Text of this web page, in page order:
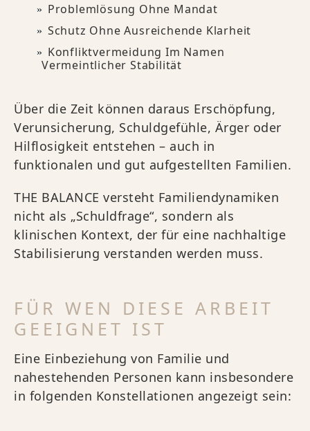
Problemlösung Ohne Mandat
Schutz Ohne Ausreichende Klarheit
Konfliktvermeidung Im Namen
Vermeintlicher Stabilität
Über die Zeit können daraus Erschöpfung,
Verunsicherung, Schuldgefühle, Ärger oder
Hilflosigkeit entstehen – auch in
funktionalen und gut aufgestellten Familien.
THE BALANCE versteht Familiendynamiken
nicht als „Schuldfrage“, sondern als
klinischen Kontext, der für eine nachhaltige
Stabilisierung verstanden werden muss.
FÜR WEN DIESE ARBEIT
GEEIGNET IST
Eine Einbeziehung von Familie und
nahestehenden Personen kann insbesondere
in folgenden Konstellationen angezeigt sein: